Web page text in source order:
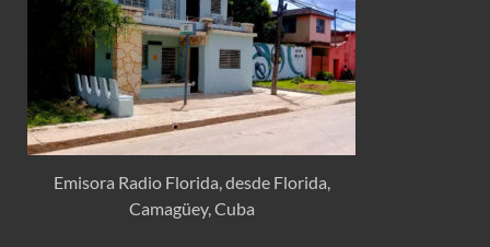
Emisora Radio Florida, desde Florida,
Camagüey, Cuba